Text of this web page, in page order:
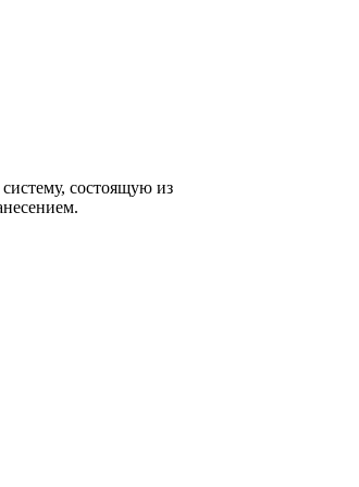
поверхностей, эксплуатирующихся при
состоящую из